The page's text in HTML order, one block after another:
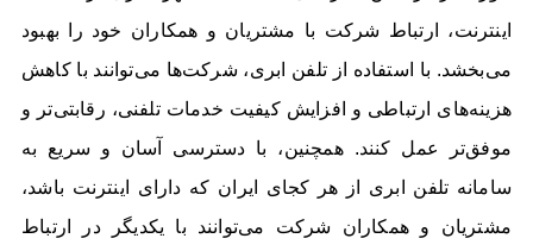
اینترنت، ارتباط شرکت با مشتریان و همکاران خود را بهبود
می‌بخشد. با استفاده از تلفن ابری، شرکت‌ها می‌توانند با کاهش
هزینه‌های ارتباطی و افزایش کیفیت خدمات تلفنی، رقابتی‌تر و
موفق‌تر عمل کنند. همچنین، با دسترسی آسان و سریع به
سامانه تلفن ابری از هر کجای ایران که دارای اینترنت باشد،
مشتریان و همکاران شرکت می‌توانند با یکدیگر در ارتباط